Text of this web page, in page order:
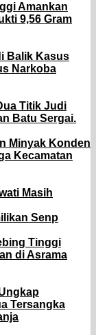
Amankan
9,56 Gram
Balik Kasus
Narkoba
Titik Judi
Batu Sergai.
Minyak Konden
Kecamatan
Masih
Senp
Tinggi
di Asrama
Tersangka